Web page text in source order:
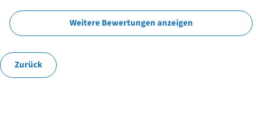
Weitere Bewertungen anzeigen
Zurück